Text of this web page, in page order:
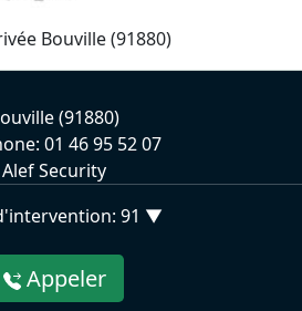
Bouville (91880)
(91880)
01 46 95 52 07
Alef Security
91 ▼
Appeler